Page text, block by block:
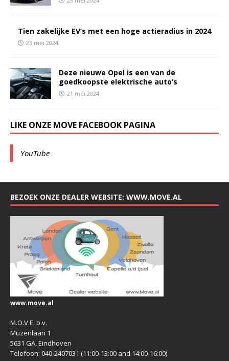
Tien zakelijke EV’s met een hoge actieradius in 2024
23 mei 2024
Deze nieuwe Opel is een van de
goedkoopste elektrische auto’s
21 mei 2024
LIKE ONZE MOVE FACEBOOK PAGINA
YouTube
BEZOEK ONZE DEALER WEBSITE: WWW.MOVE.AL
www.move.al
M.O.V.E. b.v.
Muzenlaan 1
5631 GA, Eindhoven
Telefoon: 040-2407031 (11:00-13:00 and 14:00-16:00)